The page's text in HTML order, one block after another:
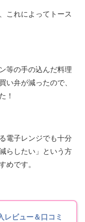
これによってトース
等の手の込んだ料理
い弁が減ったので、
！
電子レンジでも十分
らしたい」という方
めです。
ビュー＆口コミ